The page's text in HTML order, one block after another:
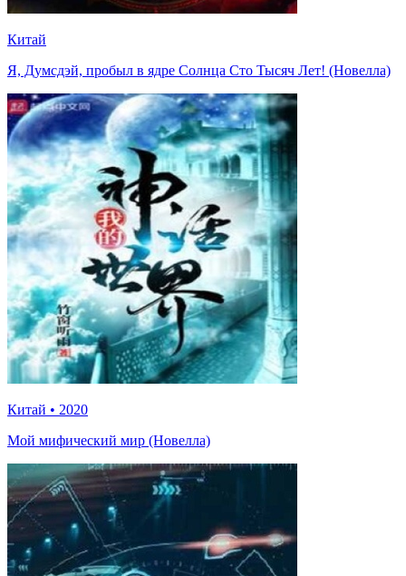
Китай
Я, Думсдэй, пробыл в ядре Солнца Сто Тысяч Лет! (Новелла)
Китай • 2020
Мой мифический мир (Новелла)